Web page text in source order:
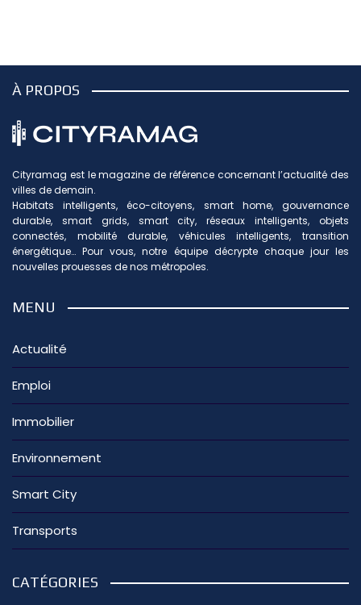
À PROPOS
Cityramag est le magazine de référence concernant l’actualité des
villes de demain.
Habitats intelligents, éco-citoyens, smart home, gouvernance
durable, smart grids, smart city, réseaux intelligents, objets
connectés, mobilité durable, véhicules intelligents, transition
énergétique… Pour vous, notre équipe décrypte chaque jour les
nouvelles prouesses de nos métropoles.
MENU
Actualité
Emploi
Immobilier
Environnement
Smart City
Transports
CATÉGORIES